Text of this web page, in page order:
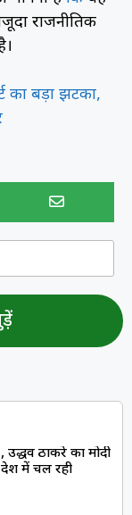
राजनीतिक
का बड़ा झटका,
उद्धव ठाकरे का मोदी
में चल रही